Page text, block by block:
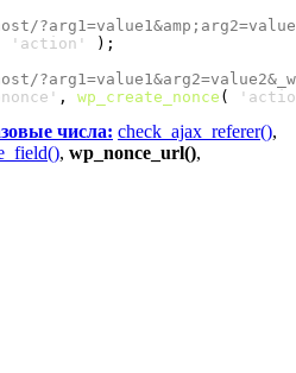
'action' ) ;
, wp_create_nonce (
числа: check_ajax_referer(),
, wp_nonce_url(),